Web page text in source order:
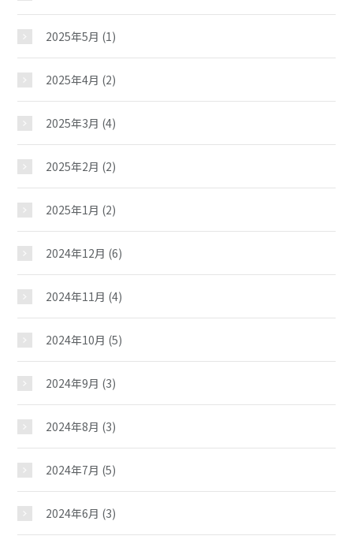
2025年5月 (1)
2025年4月 (2)
2025年3月 (4)
2025年2月 (2)
2025年1月 (2)
2024年12月 (6)
2024年11月 (4)
2024年10月 (5)
2024年9月 (3)
2024年8月 (3)
2024年7月 (5)
2024年6月 (3)